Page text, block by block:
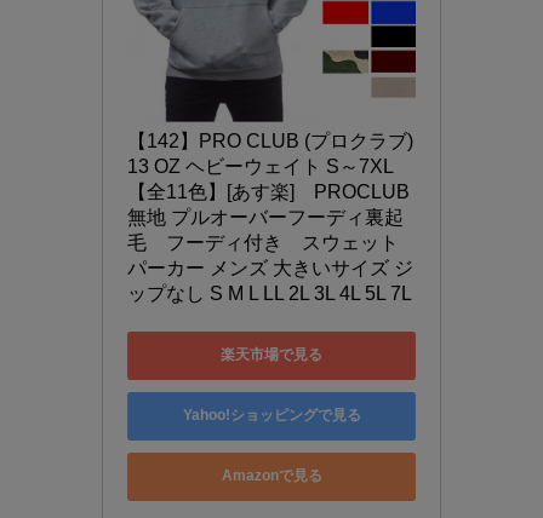
【142】PRO CLUB (プロクラブ)
13 OZ ヘビーウェイト S～7XL
【全11色】[あす楽]　PROCLUB
無地 プルオーバーフーディ裏起
毛　フーディ付き　スウェット
パーカー メンズ 大きいサイズ ジ
ップなし S M L LL 2L 3L 4L 5L 7L
楽天市場で見る
Yahoo!ショッピングで見る
Amazonで見る